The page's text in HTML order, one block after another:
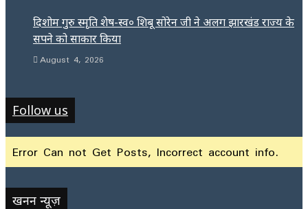
दिशोम गुरु स्मृति शेष-स्व० शिबू सोरेन जी ने अलग झारखंड राज्य के
सपने को साकार किया
August 4, 2026
Follow us
Error Can not Get Posts, Incorrect account info.
खनन न्यूज़